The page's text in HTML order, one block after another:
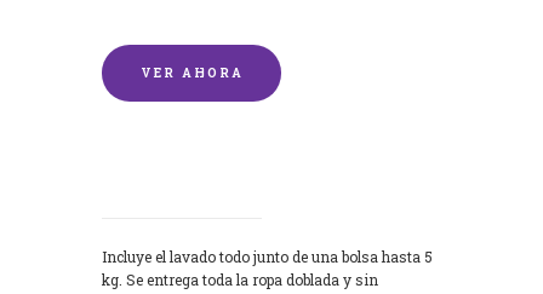
VER AHORA
Incluye el lavado todo junto de una bolsa hasta 5
kg. Se entrega toda la ropa doblada y sin